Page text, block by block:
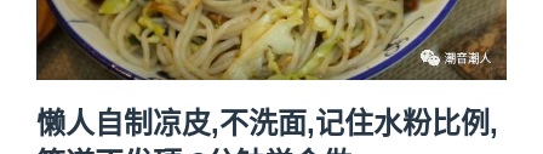
懒人自制凉皮,不洗面,记住水粉比例,